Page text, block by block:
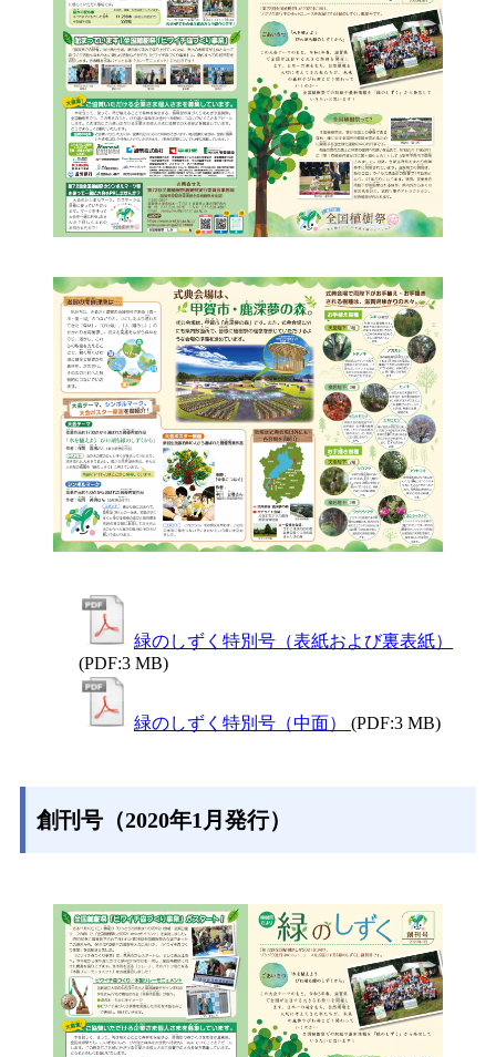
緑のしずく特別号（表紙および裏表紙）
(PDF:3 MB)
緑のしずく特別号（中面） (PDF:3 MB)
創刊号（2020年1月発行）